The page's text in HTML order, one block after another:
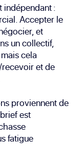
indépendant :
Accepter le
et
un collectif,
cela
et de
proviennent de
est
fatigue